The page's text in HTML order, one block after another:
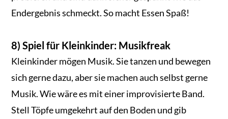
Endergebnis schmeckt. So macht Essen Spaß!
8) Spiel für Kleinkinder: Musikfreak
Kleinkinder mögen Musik. Sie tanzen und bewegen
sich gerne dazu, aber sie machen auch selbst gerne
Musik. Wie wäre es mit einer improvisierte Band.
Stell Töpfe umgekehrt auf den Boden und gib